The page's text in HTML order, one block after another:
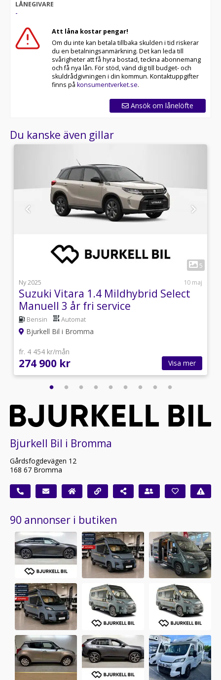
LÅNEGIVARE
-
Att låna kostar pengar!
Om du inte kan betala tillbaka skulden i tid riskerar
du en betalningsanmärkning. Det kan leda till
svårigheter att få hyra bostad, teckna abonnemang
och få nya lån. För stöd, vänd dig till budget- och
skuldrådgivningen i din kommun. Kontaktuppgifter
finns på konsumentverket.se.
Ansök om lånelöfte
Du kanske även gillar
1
5
Ny 2025
10 maj
Suzuki Vitara 1.4 Mildhybrid Select
Manuell 3 år fri service
Bensin Automat
Bjurkell Bil i Bromma
fr. 4 454 kr/mån
274 900 kr Visa mer
Bjurkell Bil i Bromma
Gårdsfogdevägen 12
168 67 Bromma
90 annonser i butiken